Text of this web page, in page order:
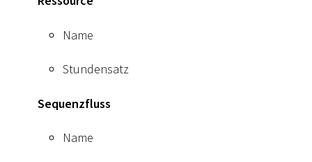
Name
Stundensatz
Sequenzfluss
Name